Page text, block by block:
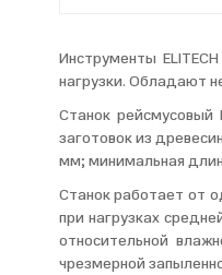
Инструменты
нагрузки. Обладают
Станок рейсмусовый
заготовок из
мм; минимальная
Станок работает от
при нагрузках
относительной
чрезмерной